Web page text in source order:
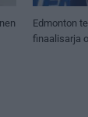
Edmonton
finaalisarja